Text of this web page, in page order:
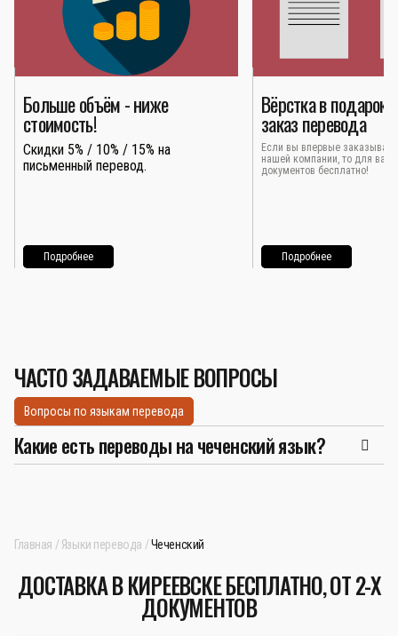
Больше объём - ниже
стоимость!
Скидки 5% / 10% / 15% на
письменный перевод.
Подробнее
Вёрстка в подарок
заказ перевода
Если вы впервые
нашей компании, то для вас
документов бесплатно!
Подробнее
ЧАСТО ЗАДАВАЕМЫЕ ВОПРОСЫ
Вопросы по языкам перевода
Какие есть переводы на чеченский язык?
Главная Языки перевода Чеченский
ДОСТАВКА В КИРЕЕВСКЕ БЕСПЛАТНО, ОТ 2-Х
ДОКУМЕНТОВ